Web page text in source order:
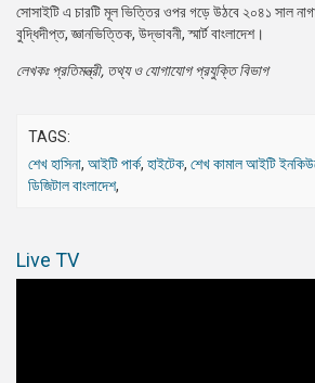
সোসাইটি এ চারটি মূল ভিত্তির ওপর গড়ে উঠবে ২০৪১ সাল
বুদ্ধিদীপ্ত, জ্ঞানভিত্তিক, উদ্ভাবনী, স্মার্ট বাংলাদেশ।
লেখকঃ প্রতিমন্ত্রী, তথ্য ও যোগাযোগ প্রযুক্তি বিভাগ
TAGS:
শেখ হাসিনা, আইটি পার্ক, হাইটেক, শেখ কামাল আইটি
ডিজিটাল বাংলাদেশ,
Live TV